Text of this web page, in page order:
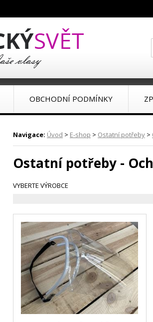
OBCHODNÍ PODMÍNKY
Navigace: Úvod > E-shop > Ostatní potřeby >
Ostatní potřeby -
VYBERTE VÝROBCE